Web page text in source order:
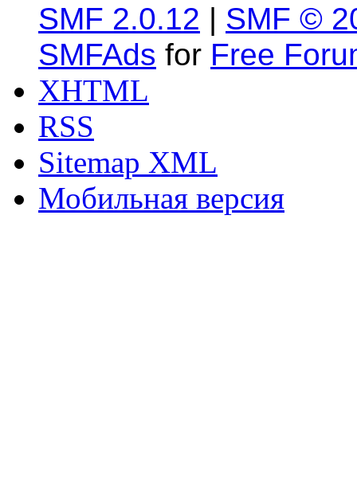
SMF 2.0.12 | SMF ©
SMFAds for Free
XHTML
RSS
Sitemap XML
Мобильная версия